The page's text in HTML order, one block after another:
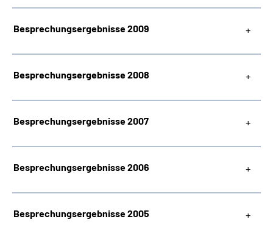
Besprechungsergebnisse 2009
Besprechungsergebnisse 2008
Besprechungsergebnisse 2007
Besprechungsergebnisse 2006
Besprechungsergebnisse 2005